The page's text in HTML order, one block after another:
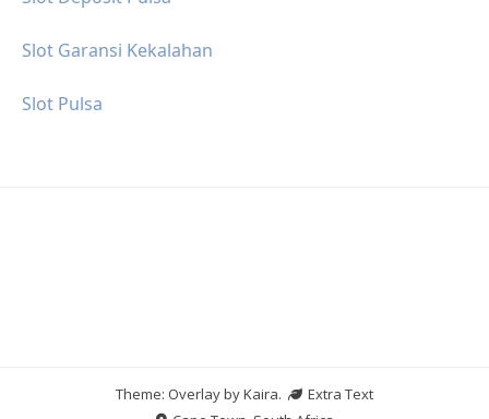
Slot Garansi Kekalahan
Slot Pulsa
Theme: Overlay byKaira.
Extra Text